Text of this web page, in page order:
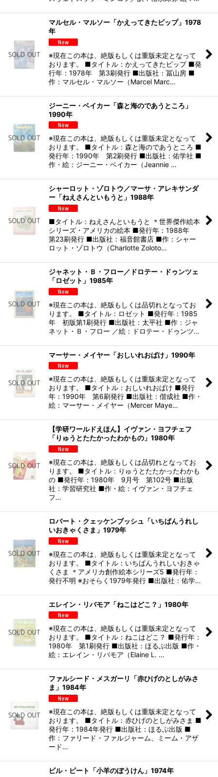
マルセル・マルソー「かえってきたビップ」1978
年
※現在この本は、絶版もしくは重版未定となって
おります。 ■タイトル：かえってきたビップ ■発
行年：1978年 第3刷発行 ■出版社：冨山房 ■
作：マルセル・マルソー（Marcel Marc…
ジーニー・ベイカー「森と海のであうところ」
1990年
※現在この本は、絶版もしくは重版未定となって
おります。 ■タイトル：森と海のであうところ ■
発行年：1990年 第2刷発行 ■出版社：佑学社 ■
作・絵：ジーニー・ベイカー（Jeannie …
シャーロット・ゾロトウ／マーサ・アレキサンダ
ー「ねえさんといもうと」1988年
■タイトル：ねえさんといもうと ＊世界傑作絵本
シリーズ・アメリカの絵本 ■発行年：1988年
第23刷発行 ■出版社：福音館書店 ■作：シャー
ロット・ゾロトウ（Charlotte Zoloto…
ジャネット・Ｂ・フロー／ドロテー・ドゥンツェ
「ロゼット」1985年
※現在この本は、絶版もしくは品切れとなってお
ります。 ■タイトル：ロゼット ■発行年：1985
年 初版第1刷発行 ■出版社：太平社 ■作：ジャ
ネット・Ｂ・フロー ／絵：ドロテー・ドゥンツ…
マーサー・メイヤー「おしいれおばけ」1990年
※現在この本は、絶版もしくは重版未定となって
おります。 ■タイトル：おしいれおばけ ■発行
年：1990年 第6刷発行 ■出版社：偕成社 ■作・
絵：マーサー・メイヤー（Mercer Maye…
【学研ワールドえほん】イヴァン・ヨフチェフ
「りゅうとたたかったわかもの」1980年
※現在この本は、絶版もしくは品切れとなってお
ります。 ■タイトル：りゅうとたたかったわかも
の ■発行年：1980年 9月号 第102号 ■出版
社：学習研究社 ■作・絵：イヴァン・ヨフチェ
フ…
ロバート・クェッケンブッシュ「いちばんうれし
いおきゃくさま」1979年
※現在この本は、絶版もしくは重版未定となって
おります。 ■タイトル：いちばんうれしいおきゃ
くさま ＊アメリカ創作絵本シリーズ5 ■発行年：
発行不明 ※おそらく1979年発行 ■出版社：佑学…
エレイン・リバモア「ねこはどこ？」1980年
※現在この本は、絶版もしくは重版未定となって
おります。 ■タイトル：ねこはどこ？ ■発行年：
1980年 第1刷発行 ■出版社：ほるぷ出版 ■作・
絵：エレイン・リバモア（Elaine L. …
ファルシード・メスガーリ「赤ひげのとしがみさ
ま」1984年
※現在この本は、絶版もしくは重版未定となって
おります。 ■タイトル：赤ひげのとしがみさま ■
発行年：1984年発行 ■出版社：ほるぷ出版 ■
作：ファリード・ファルジャーム、ミーム・アザ
ード…
ビル・ピート「小羊のぼうけん」1974年